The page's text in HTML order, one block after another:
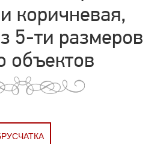
коричневая,
5-ти размеров
объектов